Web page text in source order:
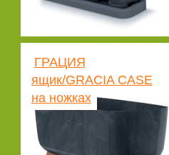
ГРАЦИЯ
ящик/GRACIA CASE
на ножках